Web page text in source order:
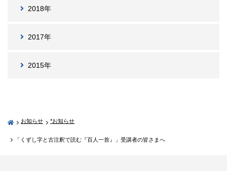
2018年
2017年
2015年
お知らせ *お知らせ
「くずし字と古注釈で読む『百人一首』」受講者の皆さまへ